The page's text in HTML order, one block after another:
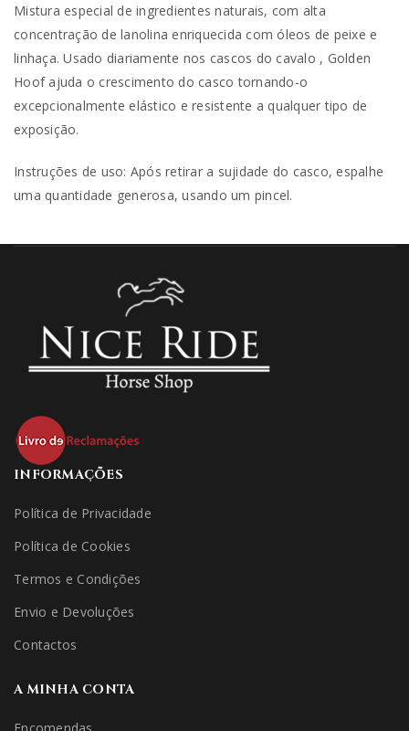
Mistura especial de ingredientes naturais, com alta
concentração de lanolina enriquecida com óleos de peixe e
linhaça. Usado diariamente nos cascos do cavalo , Golden
Hoof ajuda o crescimento do casco tornando-o
excepcionalmente elástico e resistente a qualquer tipo de
exposição.
Instruções de uso: Após retirar a sujidade do casco, espalhe
uma quantidade generosa, usando um pincel.
INFORMAÇÕES
Política de Privacidade
Política de Cookies
Termos e Condições
Envio e Devoluções
Contactos
A MINHA CONTA